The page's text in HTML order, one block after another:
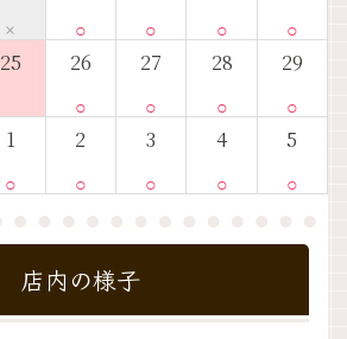
× ○ ○ ○ ○
25 26
○
27
○
28
○
29
○
1
○
2
○
3
○
4
○
5
○
店内の様子